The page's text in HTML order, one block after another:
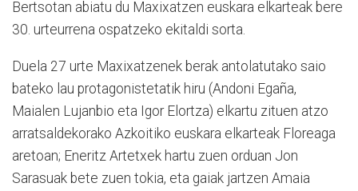
Bertsotan abiatu du Maxixatzen euskara elkarteak bere
30. urteurrena ospatzeko ekitaldi sorta.
Duela 27 urte Maxixatzenek berak antolatutako saio
bateko lau protagonistetatik hiru (Andoni Egaña,
Maialen Lujanbio eta Igor Elortza) elkartu zituen atzo
arratsaldekorako Azkoitiko euskara elkarteak Floreaga
aretoan; Eneritz Artetxek hartu zuen orduan Jon
Sarasuak bete zuen tokia, eta gaiak jartzen Amaia